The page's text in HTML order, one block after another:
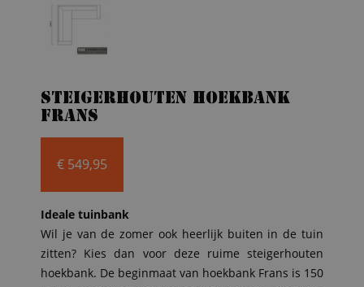
Steigerhouten hoekbank
Frans
€ 549,95
Ideale tuinbank
Wil je van de zomer ook heerlijk buiten in de tuin
zitten? Kies dan voor deze ruime steigerhouten
hoekbank. De beginmaat van hoekbank Frans is 150